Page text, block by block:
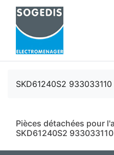
SKD61240S2 933033110
Pièces détachées pour
SKD61240S2